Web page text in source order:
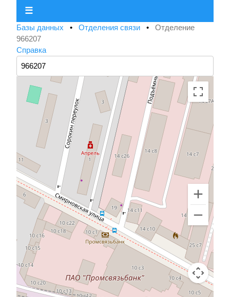
☰
Базы данных • Отделения связи • Отделение
966207
Справка